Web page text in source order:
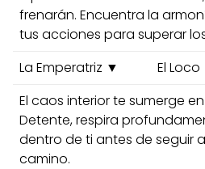
frenarán. Encuentra la
tus acciones para superar
La Emperatriz ▼
El
El caos interior te sumerge
Detente, respira
dentro de ti antes de seguir
camino.